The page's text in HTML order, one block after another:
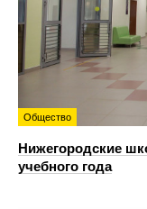
Общество
Нижегородские
учебного года